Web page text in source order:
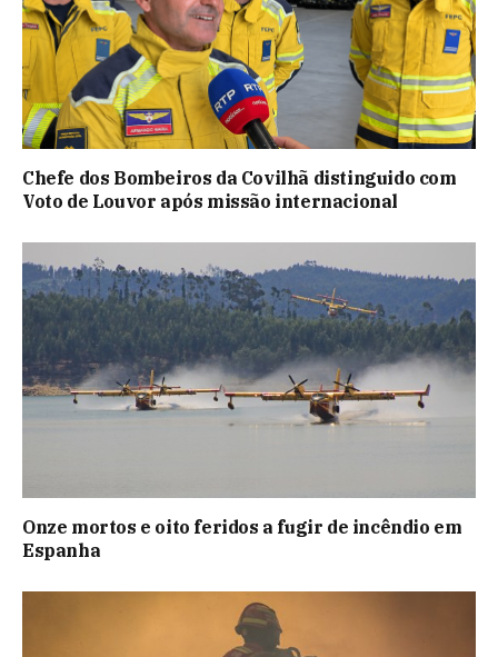
Chefe dos Bombeiros da Covilhã distinguido com
Voto de Louvor após missão internacional
Onze mortos e oito feridos a fugir de incêndio em
Espanha